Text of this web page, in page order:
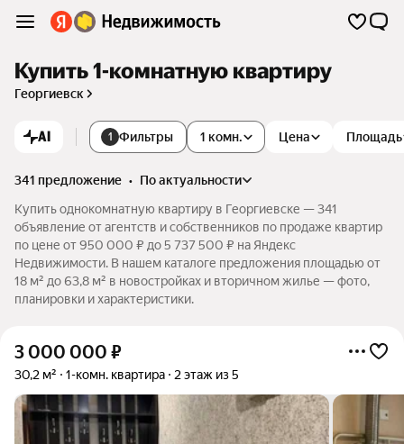
Купить 1-комнатную квартиру
Георгиевск
AI 1 Фильтры 1 комн. Цена Площадь
341 предложение •
по актуальности
Купить однокомнатную квартиру в Георгиевске — 341
объявление от агентств и собственников по продаже квартир
по цене от 950 000 ₽ до 5 737 500 ₽ на Яндекс
Недвижимости. В нашем каталоге предложения площадью от
18 м² до 63,8 м² в новостройках и вторичном жилье — фото,
планировки и характеристики.
3 000 000 ₽
30,2 м² 1-комн. квартира 2 этаж из 5